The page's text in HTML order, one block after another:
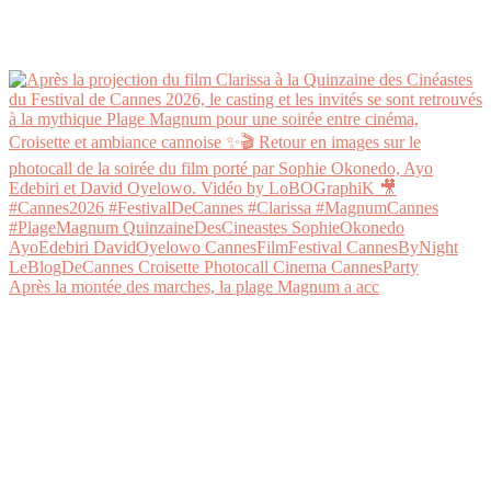
Après la montée des marches, la plage Magnum a acc